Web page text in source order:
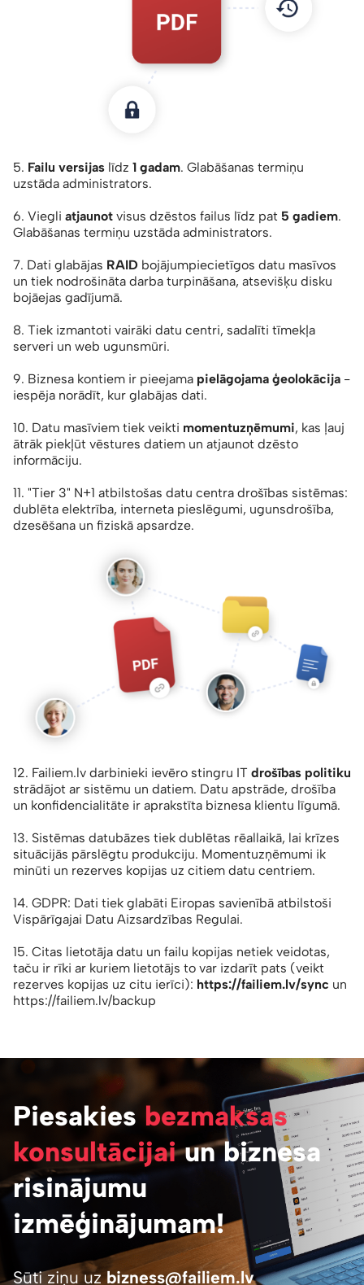
5. Failu versijas līdz 1 gadam. Glabāšanas termiņu
uzstāda administrators.
6. Viegli atjaunot visus dzēstos failus līdz pat 5 gadiem.
Glabāšanas termiņu uzstāda administrators.
7. Dati glabājas RAID bojājumpiecietīgos datu masīvos
un tiek nodrošināta darba turpināšana, atsevišķu disku
bojāejas gadījumā.
8. Tiek izmantoti vairāki datu centri, sadalīti tīmekļa
serveri un web ugunsmūri.
9. Biznesa kontiem ir pieejama pielāgojama ģeolokācija -
iespēja norādīt, kur glabājas dati.
10. Datu masīviem tiek veikti momentuzņēmumi, kas ļauj
ātrāk piekļūt vēstures datiem un atjaunot dzēsto
informāciju.
11. "Tier 3" N+1 atbilstošas datu centra drošības sistēmas:
dublēta elektrība, interneta pieslēgumi, ugunsdrošība,
dzesēšana un fiziskā apsardze.
12. Failiem.lv darbinieki ievēro stingru IT drošības politiku
strādājot ar sistēmu un datiem. Datu apstrāde, drošība
un konfidencialitāte ir aprakstīta biznesa klientu līgumā.
13. Sistēmas datubāzes tiek dublētas rēallaikā, lai krīzes
situācijās pārslēgtu produkciju. Momentuzņēmumi ik
minūti un rezerves kopijas uz citiem datu centriem.
14. GDPR: Dati tiek glabāti Eiropas savienībā atbilstoši
Vispārīgajai Datu Aizsardzības Regulai.
15. Citas lietotāja datu un failu kopijas netiek veidotas,
taču ir rīki ar kuriem lietotājs to var izdarīt pats (veikt
rezerves kopijas uz citu ierīci): https://failiem.lv/sync un
https://failiem.lv/backup
Piesakies bezmaksas
konsultācijaiun biznesa
risinājumu
izmēģinājumam!
Sūti ziņu uzbizness@failiem.lv